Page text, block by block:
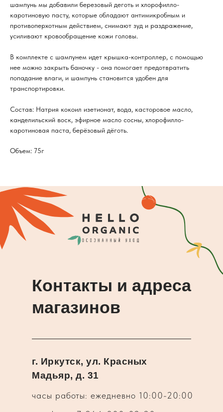
шампунь мы добавили березовый деготь и хлорофилло-
каротиновую пасту, которые обладают антимикробным и
противоперхотным действием, снимают зуд и раздражение,
усиливают кровообращение кожи головы.
В комплекте с шампунем идет крышка-контроллер, с помощью
нее можно закрыть баночку - она помогает предотвратить
попадание влаги, и шампунь становится удобен для
транспортировки.
Состав: Натрия кокоил изетионат, вода, касторовое масло,
канделильский воск, эфирное масло сосны, хлорофилло-
каротиновая паста, берёзовый дёготь.
Объем: 75г
Контакты и адреса
магазинов
часы работы: ежедневно 10:00-20:00
г. Иркутск, ул. Красных
Мадьяр, д. 31